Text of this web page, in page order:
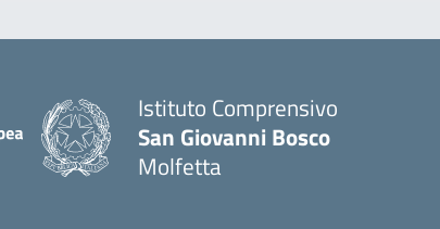
Istituto Comprensivo
San Giovanni Bosco
Molfetta